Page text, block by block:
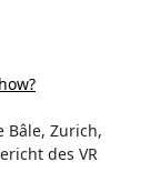
Bâle, Zurich,
des VR